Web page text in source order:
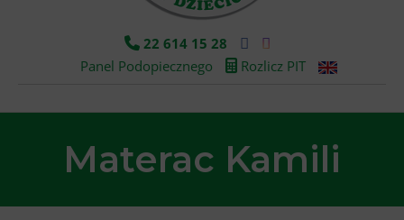
22 614 15 28
Panel Podopiecznego
Rozlicz PIT
Materac Kamili